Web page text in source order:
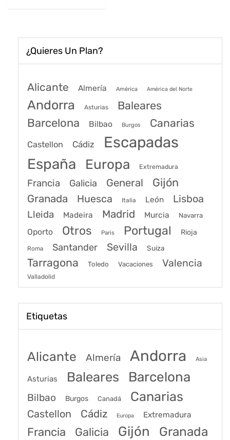
¿Quieres Un Plan?
Alicante Almería América América del Norte
Andorra Asturias Baleares
Barcelona Bilbao Burgos Canarias
Castellon Cádiz Escapadas
España Europa Extremadura
Francia Galicia General Gijón
Granada Huesca Italia León Lisboa
Lleida Madeira Madrid Murcia Navarra
Oporto Otros Paris Portugal Rioja
Roma Santander Sevilla Suiza
Tarragona Toledo Vacaciones Valencia
Valladolid
Etiquetas
Alicante Almería Andorra Asia
Asturias Baleares Barcelona
Bilbao Burgos Canadá Canarias
Castellon Cádiz Europa Extremadura
Francia Galicia Gijón Granada